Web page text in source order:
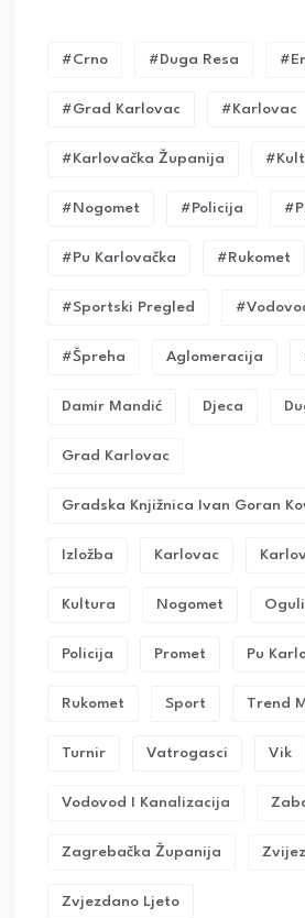
#crno #duga Resa
#grad Karlovac #karlovac
#karlovačka Županija
#nogomet #policija
#pu Karlovačka #rukomet
#sportski Pregled
#Špreha Aglomeracija
Damir Mandić Djeca
Grad Karlovac
Gradska Knjižnica Ivan Goran
Izložba Karlovac
Kultura Nogomet
Policija Promet Pu
Rukomet Sport Trend
Turnir Vatrogasci Vik
Vodovod I Kanalizacija
Zagrebačka Županija
Zvjezdano Ljeto